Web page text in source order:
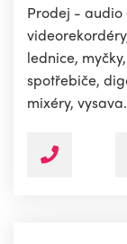
Prodej - audio
lednice,
spotřebiče,
mixéry,